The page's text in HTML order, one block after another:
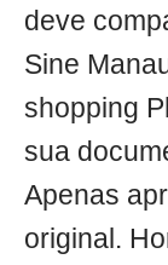
deve
Sine
shopping
sua
Apenas
original.